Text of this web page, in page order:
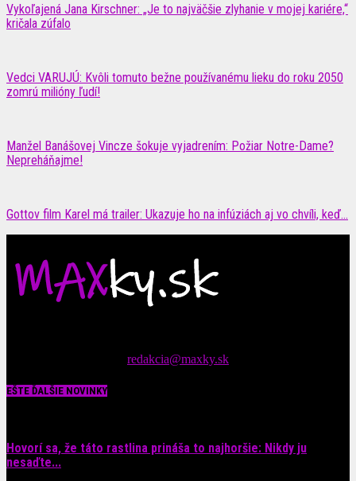
Vykoľajená Jana Kirschner: „Je to najväčšie zlyhanie v mojej kariére,“
kričala zúfalo
Vedci VARUJÚ: Kvôli tomuto bežne používanému lieku do roku 2050
zomrú milióny ľudí!
Manžel Banášovej Vincze šokuje vyjadrením: Požiar Notre-Dame?
Nepreháňajme!
Gottov film Karel má trailer: Ukazuje ho na infúziách aj vo chvíli, keď...
redakcia@maxky.sk
EŠTE ĎALŠIE NOVINKY
Hovorí sa, že táto rastlina prináša to najhoršie: Nikdy ju
nesaďte...